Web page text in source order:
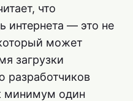
что
интернета — это не
может
загрузки
минимум один